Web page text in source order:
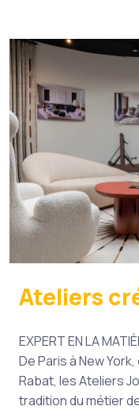
Ateliers
EXPERT EN LA
De Paris à New
Rabat, les Ateliers
tradition du métier